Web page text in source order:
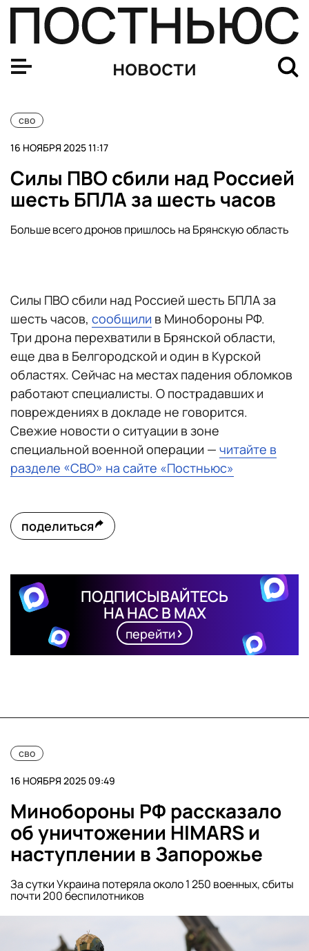
новости
сво
16 НОЯБРЯ 2025 11:17
Силы ПВО сбили над Россией
шесть БПЛА за шесть часов
Больше всего дронов пришлось на Брянскую область
Силы ПВО сбили над Россией шесть БПЛА за
шесть часов, сообщили в Минобороны РФ.
Три дрона перехватили в Брянской области,
еще два в Белгородской и один в Курской
областях. Сейчас на местах падения обломков
работают специалисты. О пострадавших и
повреждениях в докладе не говорится.
Свежие новости о ситуации в зоне
специальной военной операции — читайте в
разделе «СВО» на сайте «Постньюс»
поделиться
ПОДПИСЫВАЙТЕСЬ
НА НАС В MAX
перейти
сво
16 НОЯБРЯ 2025 09:49
Минобороны РФ рассказало
об уничтожении HIMARS и
наступлении в Запорожье
За сутки Украина потеряла около 1 250 военных, сбиты
почти 200 беспилотников
ПВО за ночь сбила 57 украинских беспилотников над